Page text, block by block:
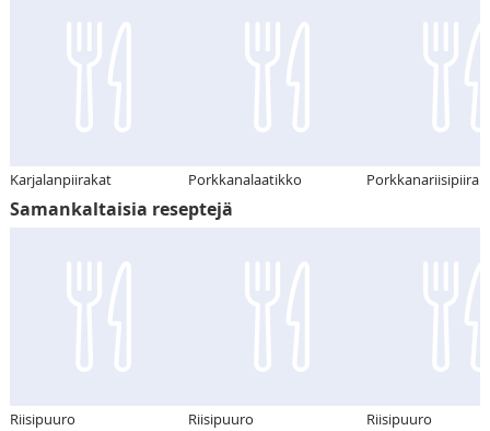
Karjalanpiirakat Porkkanalaatikko
Samankaltaisia reseptejä
Riisipuuro Riisipuuro Riisipuuro